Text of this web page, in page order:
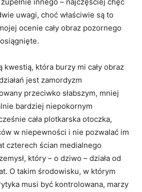
innego – najczęściej chęć
uwagi, choć właściwie są to
ocenie cały obraz pozornego
która burzy mi cały obraz
jest zamordyzm
przeciwko słabszym, mniej
bardziej niepokornym
cała plotkarska otoczka,
w niepewności i nie pozwalać im
czterech ścian medialnego
który – o dziwo – działa od
O takim środowisku, w którym
musi być kontrolowana, marzy